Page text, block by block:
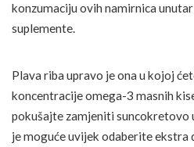
konzumaciju ovih namirnica
suplemente.
Plava riba upravo je ona u kojoj
koncentracije omega-3 masnih
pokušajte zamjeniti suncokretovo
je moguće uvijek odaberite ekstra